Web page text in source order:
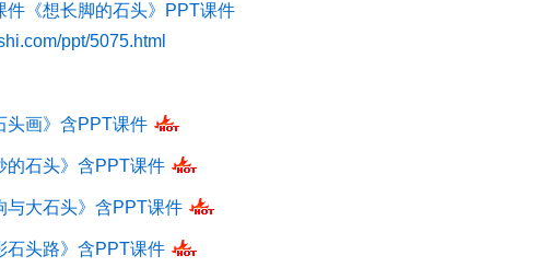
件《想长脚的石头》PPT课件
ppt/5075.html
头画》含PPT课件
的石头》含PPT课件
与大石头》含PPT课件
石头路》含PPT课件